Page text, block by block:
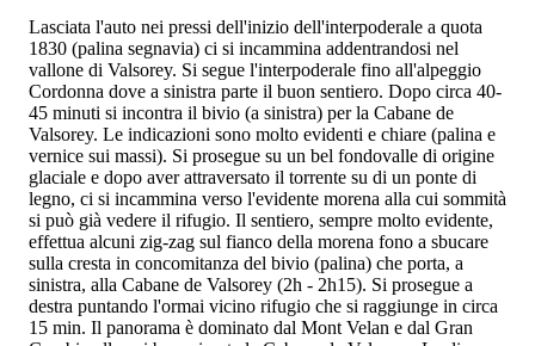
Lasciata l'auto nei pressi dell'inizio dell'interpoderale a quota
1830 (palina segnavia) ci si incammina addentrandosi nel
vallone di Valsorey. Si segue l'interpoderale fino all'alpeggio
Cordonna dove a sinistra parte il buon sentiero. Dopo circa 40-
45 minuti si incontra il bivio (a sinistra) per la Cabane de
Valsorey. Le indicazioni sono molto evidenti e chiare (palina e
vernice sui massi). Si prosegue su un bel fondovalle di origine
glaciale e dopo aver attraversato il torrente su di un ponte di
legno, ci si incammina verso l'evidente morena alla cui sommità
si può già vedere il rifugio. Il sentiero, sempre molto evidente,
effettua alcuni zig-zag sul fianco della morena fono a sbucare
sulla cresta in concomitanza del bivio (palina) che porta, a
sinistra, alla Cabane de Valsorey (2h - 2h15). Si prosegue a
destra puntando l'ormai vicino rifugio che si raggiunge in circa
15 min. Il panorama è dominato dal Mont Velan e dal Gran